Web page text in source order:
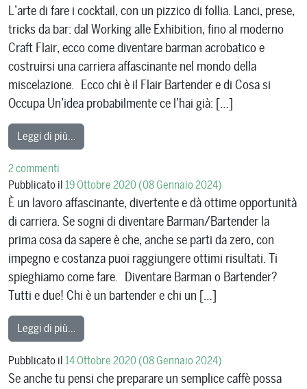
L’arte di fare i cocktail, con un pizzico di follia. Lanci, prese,
tricks da bar: dal Working alle Exhibition, fino al moderno
Craft Flair, ecco come diventare barman acrobatico e
costruirsi una carriera affascinante nel mondo della
miscelazione. Ecco chi è il Flair Bartender e di Cosa si
Occupa Un’idea probabilmente ce l’hai già: […]
Leggi di più…
2 commenti
Pubblicato il 19 Ottobre 2020(08 Gennaio 2024)
È un lavoro affascinante, divertente e dà ottime opportunità
di carriera. Se sogni di diventare Barman/Bartender la
prima cosa da sapere è che, anche se parti da zero, con
impegno e costanza puoi raggiungere ottimi risultati. Ti
spieghiamo come fare. Diventare Barman o Bartender?
Tutti e due! Chi è un bartender e chi un […]
Leggi di più…
Pubblicato il 14 Ottobre 2020(08 Gennaio 2024)
Se anche tu pensi che preparare un semplice caffè possa